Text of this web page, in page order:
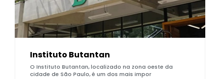
Instituto Butantan
O Instituto Butantan, localizado na zona oeste da
cidade de São Paulo, é um dos mais impor